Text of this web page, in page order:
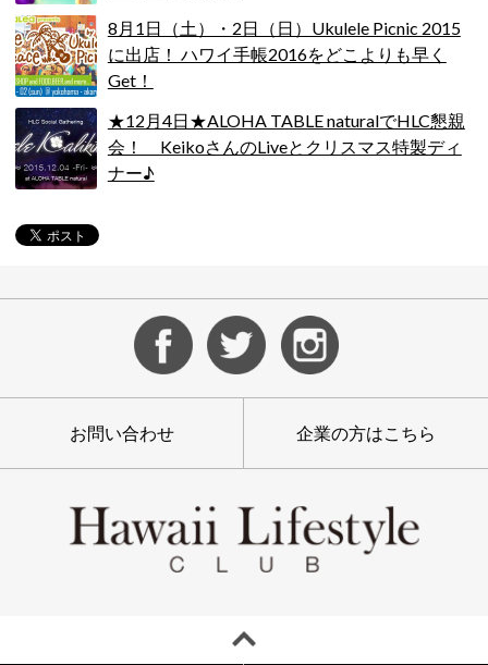
8月1日（土）・2日（日）Ukulele Picnic 2015
に出店！ ハワイ手帳2016をどこよりも早く
Get！
★12月4日★ALOHA TABLE naturalでHLC懇親
会！ KeikoさんのLiveとクリスマス特製ディ
ナー♪
お問い合わせ 企業の方はこちら